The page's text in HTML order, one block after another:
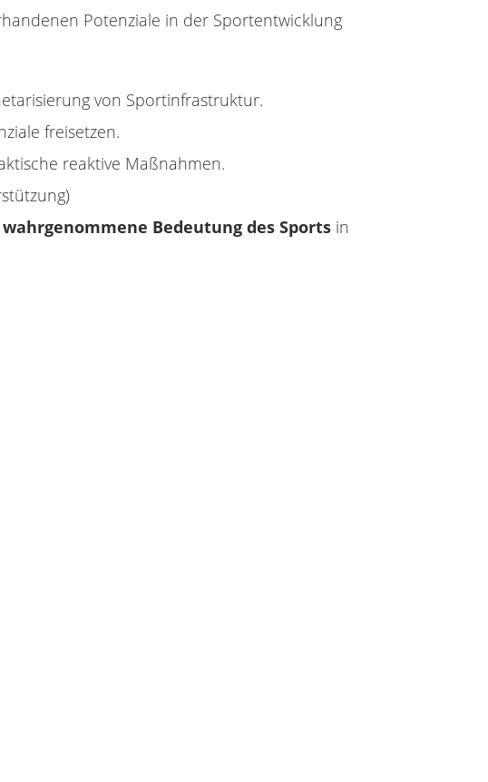
Potenziale in der Sportentwicklung
von Sportinfrastruktur.
freisetzen.
reaktive Maßnahmen.
Bedeutung des Sports in